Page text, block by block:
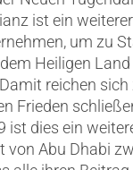
ist ein
um zu
Heiligen
reichen
Frieden
dies ein
Abu Dhabi